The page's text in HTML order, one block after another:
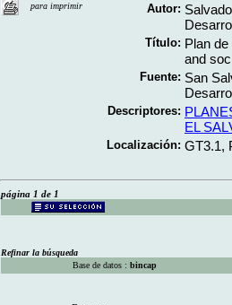
para imprimir
Autor:
Título: Plan
and
Fuente: San
Descriptores:
EL
Localización: GT3.1,
página 1 de 1
Refinar la búsqueda
Base de datos : bincap